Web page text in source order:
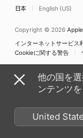
日本 English (US)
Copyright © 2026
インターネットサービス
Cookieに関する警告
他の国を
ンテンツ
United